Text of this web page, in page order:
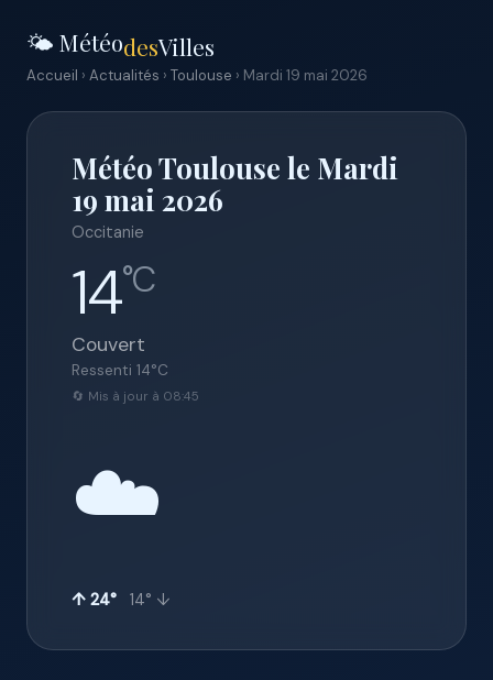
🌤️ MétéodesVilles
Accueil › Actualités › Toulouse › Mardi 19 mai 2026
Météo Toulouse le Mardi
19 mai 2026
Occitanie
14°C
Couvert
Ressenti 14°C
🔄 Mis à jour à 08:45
☁️
↑ 24° 14° ↓